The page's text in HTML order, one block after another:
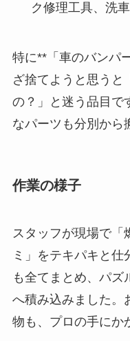
ク修理工具、洗
特に**「車のバンパ
ざ捨てようと思うと
の？」と迷う品目で
なパーツも分別から
作業の様子
スタッフが現場で「
ミ」をテキパキと
も全てまとめ、パズ
へ積み込みました。
物も、プロの手にか